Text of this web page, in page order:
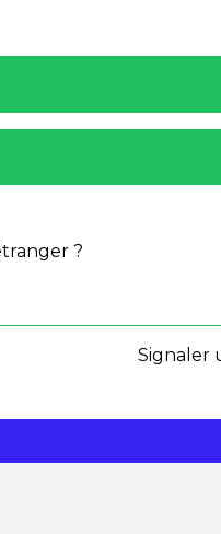
?
Signaler